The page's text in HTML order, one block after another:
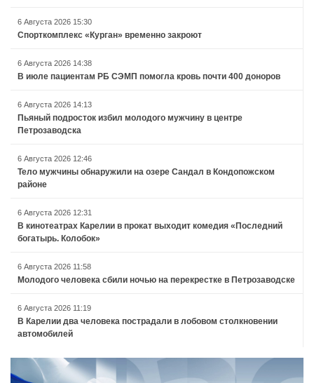
6 Августа 2026 15:30
Спорткомплекс «Курган» временно закроют
6 Августа 2026 14:38
В июле пациентам РБ СЭМП помогла кровь почти 400 доноров
6 Августа 2026 14:13
Пьяный подросток избил молодого мужчину в центре
Петрозаводска
6 Августа 2026 12:46
Тело мужчины обнаружили на озере Сандал в Кондопожском
районе
6 Августа 2026 12:31
В кинотеатрах Карелии в прокат выходит комедия «Последний
богатырь. Колобок»
6 Августа 2026 11:58
Молодого человека сбили ночью на перекрестке в Петрозаводске
6 Августа 2026 11:19
В Карелии два человека пострадали в лобовом столкновении
автомобилей